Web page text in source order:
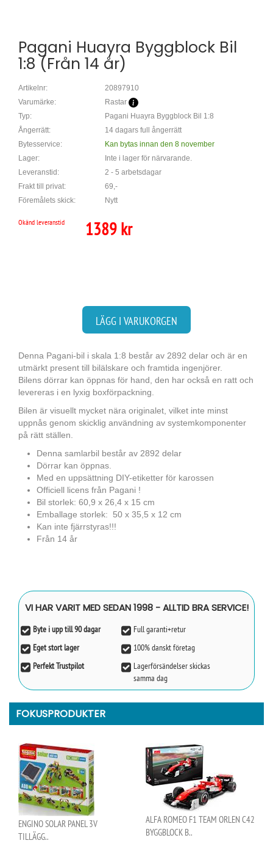
Pagani Huayra Byggblock Bil
1:8 (Från 14 år)
Artikelnr:
20897910
Varumärke:
Rastar
Typ:
Pagani Huayra Byggblock Bil 1:8
Ångerrätt:
14 dagars full ångerrätt
Bytesservice:
Kan bytas innan den 8 november
Lager:
Inte i lager för närvarande.
Leveranstid:
2 - 5 arbetsdagar
Frakt till privat:
69,-
Föremålets skick:
Nytt
Okänd leveranstid 1389 kr
LÄGG I VARUKORGEN
Denna Pagani-bil i skala 1:8 består av 2892 delar och är en
utmärkt present till bilälskare och framtida ingenjörer.
Bilens dörrar kan öppnas för hand, den har också en ratt och
levereras i en lyxig boxförpackning.
Bilen är visuellt mycket nära originalet, vilket inte minst
uppnås genom skicklig användning av systemkomponenter
på rätt ställen.
Denna samlarbil består av 2892 delar
Dörrar kan öppnas.
Med en uppsättning DIY-etiketter för karossen
Officiell licens från Pagani !
Bil storlek: 60,9 x 26,4 x 15 cm
Emballage storlek: 50 x 35,5 x 12 cm
Kan inte fjärrstyras!!!
Från 14 år
VI HAR VARIT MED SEDAN 1998 - ALLTID BRA SERVICE!
Byte i upp till 90 dagar
Full garanti+retur
Eget stort lager
100% danskt företag
Perfekt Trustpilot
Lagerförsändelser skickas
samma dag
FOKUSPRODUKTER
ENGINO SOLAR PANEL 3V
TILLÄGG..
ALFA ROMEO F1 TEAM ORLEN C42
BYGGBLOCK B..